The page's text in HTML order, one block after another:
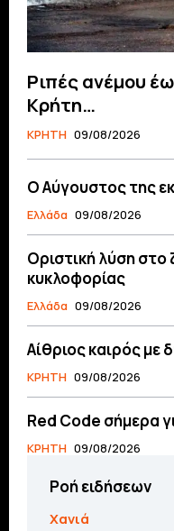
Ριπές ανέμου
Κρήτη…
ΚΡΗΤΗ 09/08/2026
Ο Αύγουστος της
Ελλάδα 09/08/2026
Οριστική λύση στο
κυκλοφορίας
Ελλάδα 09/08/2026
Αίθριος καιρός με
ΚΡΗΤΗ 09/08/2026
Red Code σήμερα
ΚΡΗΤΗ 09/08/2026
Ροή ειδήσεων
Χανιά